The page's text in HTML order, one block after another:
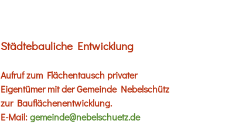
Städtebauliche Entwicklung
Aufruf zum Flächentausch privater
Eigentümer mit der Gemeinde Nebelschütz
zur Bauflächenentwicklung.
E-Mail:gemeinde@nebelschuetz.de